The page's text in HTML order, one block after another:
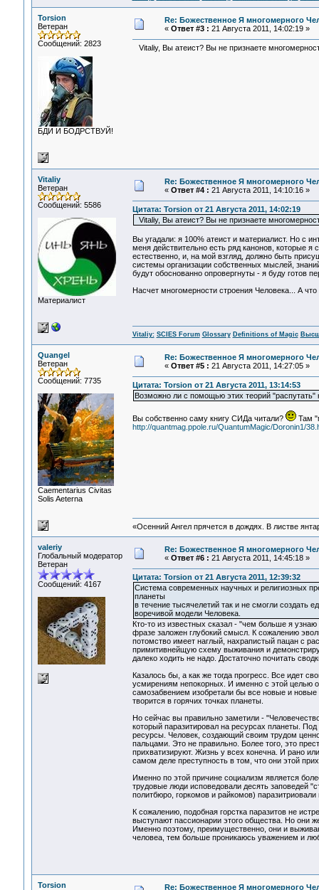
Torsion
Ветеран
Сообщений: 2823
БДИ И БОДРСТВУЙ!
Re: Божественное Я многомерного
« Ответ #3 : 21 Августа 2011, 14:02:19 »
Vitaliy, Вы атеист? Вы не признаете
Vitaliy
Ветеран
Сообщений: 5586
Материалист
Re: Божественное Я многомерного
« Ответ #4 : 21 Августа 2011, 14:10:16 »
Цитата: Torsion от 21 Августа 2011, 14:02:19
Vitaliy, Вы атеист? Вы не признаете
Вы угадали: я 100% атеист и материалист. Но с
меня действительно есть ряд канонов, которые
естественно, и, на мой взгляд, должно быть
системы организации собственных мыслей,
будут обоснованно опровергнуты - я буду готов
Насчет многомерности строения Человека... А
Vitaliy: SCIES Forum Glossary Definitions of Magic
Quangel
Ветеран
Сообщений: 7735
Сaementarius Civitas
Solis Aeterna
Re: Божественное Я многомерного
« Ответ #5 : 21 Августа 2011, 14:27:05 »
Цитата: Torsion от 21 Августа 2011, 13:14:53
Возможно ли с помощью этих теорий
Вы собственно саму книгу СИДа читали?
Там
http://quantmag.ppole.ru/QuantumMagic/Doronin1/
«Осенний Ангел прячется в дождях. В листве
valeriy
Глобальный модератор
Ветеран
Сообщений: 4167
Re: Божественное Я многомерного
« Ответ #6 : 21 Августа 2011, 14:45:18 »
Цитата: Torsion от 21 Августа 2011, 12:39:32
Система современных научных и религиозных
планеты
в течение тысячелетий так и не смогли создать
воречивой модели Человека.
Кто-то из известных сказал - "чем больше я
фразе заложен глубокий смысл. К сожалению
потомство имеет наглый, нахрапистый пацан с
примитивнейщую схему выживания и
далеко ходить не надо. Достаточно почитать
Казалось бы, а как же тогда прогресс. Все идет
усмирениям непокорных. И именно с этой целью
самозабвением изобретали бы все новые и новые
творится в горячих точках планеты.
Но сейчас вы правильно заметили -
который паразитировал на ресурсах планеты.
ресурсы. Человек, создающий своим трудом
пальцами. Это не правильно. Более того, это
прихватизируют. Жизнь у всех конечна. И рано
самом деле преступность в том, что они этой
Именно по этой причине социализм является
трудовые люди исповедовали десять заповедей
политбюро, горкомов и райкомов) паразитриовали
К сожалению, подобная горстка паразитов не
выступают пассионарии этого общества. Но они
Именно поэтому, преимущественно, они и
человеа, тем больше проникаюсь уважением и
Torsion
Re: Божественное Я многомерного